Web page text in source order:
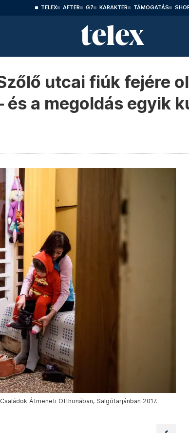
TELEX AFTER G7 KARAKTER TÁMOGATÁS
utcai fiúk fejére
és a megoldás egyik
Átmeneti Otthonában, Salgótarjánban 2017.